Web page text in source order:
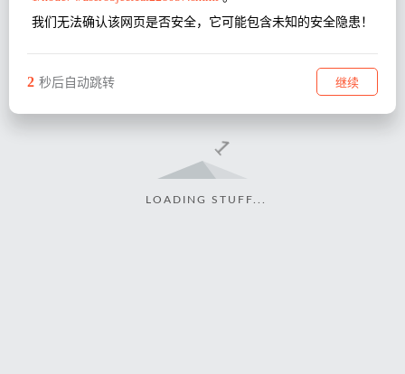
LOADING STUFF...
我们无法确认该网页是否安全，它可能包含未知的安全隐患！
2 秒后自动跳转 继续